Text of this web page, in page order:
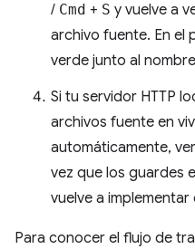
/ Cmd + S y vuelve a
archivo fuente. En el
verde junto al
Si tu servidor HTTP
archivos fuente en
automáticamente,
vez que los guardes
vuelve a
Para conocer el flujo de